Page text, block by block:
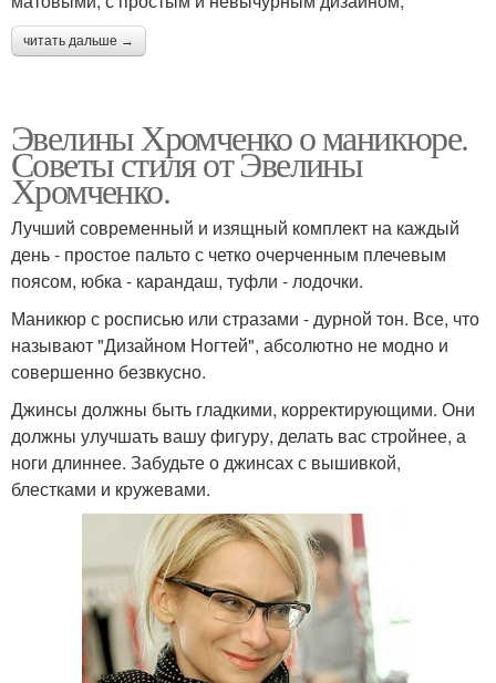
читать дальше →
Эвелины Хромченко о маникюре.
Советы стиля от Эвелины
Хромченко.
Лучший современный и изящный комплект на каждый
день - простое пальто с четко очерченным плечевым
поясом, юбка - карандаш, туфли - лодочки.
Маникюр с росписью или стразами - дурной тон. Все, что
называют "Дизайном Ногтей", абсолютно не модно и
совершенно безвкусно.
Джинсы должны быть гладкими, корректирующими. Они
должны улучшать вашу фигуру, делать вас стройнее, а
ноги длиннее. Забудьте о джинсах с вышивкой,
блестками и кружевами.